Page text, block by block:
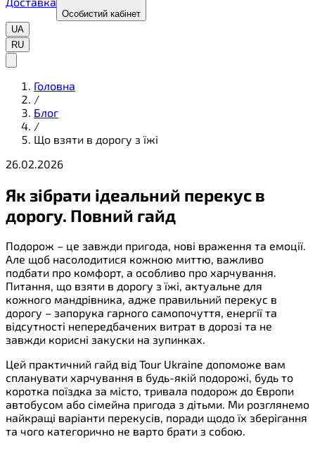
Особистий кабінет
UA
RU
Головна
/
Блог
/
Що взяти в дорогу з їжі
26.02.2026
Як зібрати ідеальний перекус в
дорогу. Повний гайд
Подорож – це завжди пригода, нові враження та емоції.
Але щоб насолодитися кожною миттю, важливо
подбати про комфорт, а особливо про харчування.
Питання, що взяти в дорогу з їжі, актуальне для
кожного мандрівника, адже правильний перекус в
дорогу – запорука гарного самопочуття, енергії та
відсутності непередбачених витрат в дорозі та не
завжди корисні закуски на зупинках.
Цей практичний гайд від Tour Ukraine допоможе вам
спланувати харчування в будь-якій подорожі, будь то
коротка поїздка за місто, тривала подорож до Європи
автобусом або сімейна пригода з дітьми. Ми розглянемо
найкращі варіанти перекусів, поради щодо їх зберігання
та чого категорично не варто брати з собою.